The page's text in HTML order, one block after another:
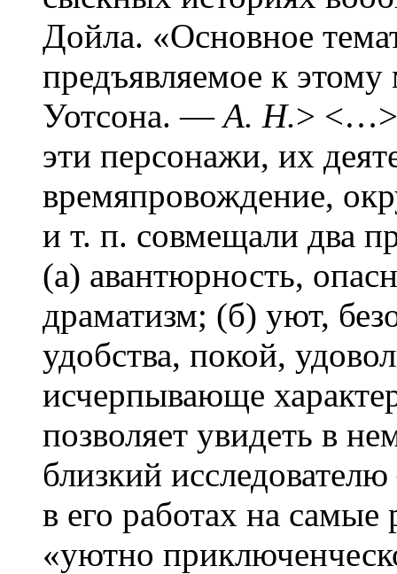
Дойла. «Основное
предъявляемое к
Уотсона. —А. Н.> <…>
эти персонажи, их
времяпровождение,
и т. п. совмещали два
(а) авантюрность,
драматизм; (б) уют,
удобства, покой,
исчерпывающе
позволяет увидеть в
близкий
в его работах на
«уютно